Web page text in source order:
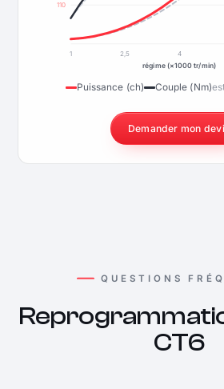
110
1 2,5 4
régime (×1000 tr/min)
Puissance (ch) Couple (Nm)
Demander mon
QUESTIONS
CT6